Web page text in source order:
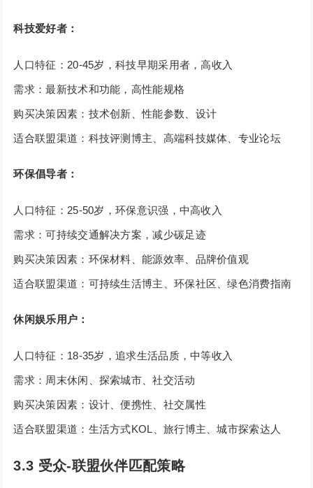
科技爱好者：
人口特征：20-45岁，科技早期采用者，高收入
需求：最新技术和功能，高性能规格
购买决策因素：技术创新、性能参数、设计
适合联盟渠道：科技评测博主、高端科技媒体、专业论坛
环保倡导者：
人口特征：25-50岁，环保意识强，中高收入
需求：可持续交通解决方案，减少碳足迹
购买决策因素：环保材料、能源效率、品牌价值观
适合联盟渠道：可持续生活博主、环保社区、绿色消费指南
休闲娱乐用户：
人口特征：18-35岁，追求生活品质，中等收入
需求：周末休闲、探索城市、社交活动
购买决策因素：设计、便携性、社交属性
适合联盟渠道：生活方式KOL、旅行博主、城市探索达人
3.3 受众-联盟伙伴匹配策略